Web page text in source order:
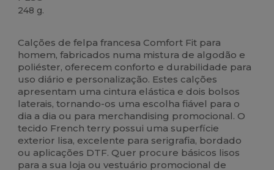
248 g.
Calções de felpa francesa Comfort Fit para
homem, fabricados numa mistura de algodão e
poliéster, oferecem conforto e durabilidade para
uso diário e personalização. Estes calções
apresentam uma cintura elástica e dois bolsos
laterais, tornando-os uma escolha fiável para o
dia a dia ou para merchandising promocional. O
tecido French terry possui uma superfície
exterior lisa, excelente para serigrafia, bordado
ou aplicações DTF. Quer procure básicos lisos
para a sua loja ou vestuário promocional de